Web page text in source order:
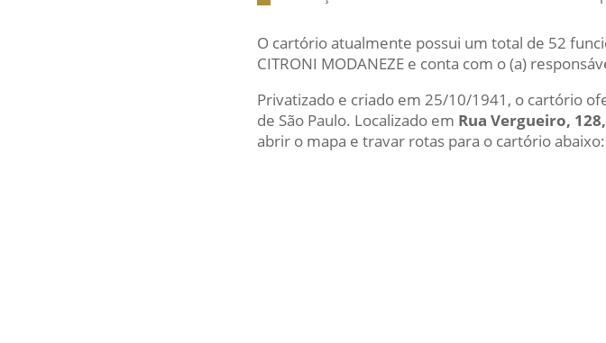
O cartório atualmente possui um total de 52
CITRONI MODANEZE e conta com o (a)
Privatizado e criado em 25/10/1941, o cartório
de São Paulo. Localizado em Rua Vergueiro,
abrir o mapa e travar rotas para o cartório abaixo: